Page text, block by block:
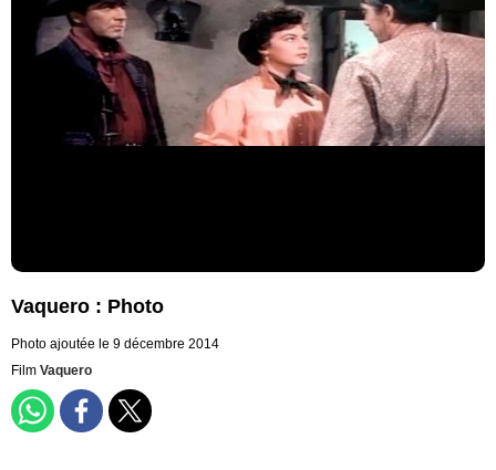
Vaquero : Photo
Photo ajoutée le 9 décembre 2014
Film Vaquero